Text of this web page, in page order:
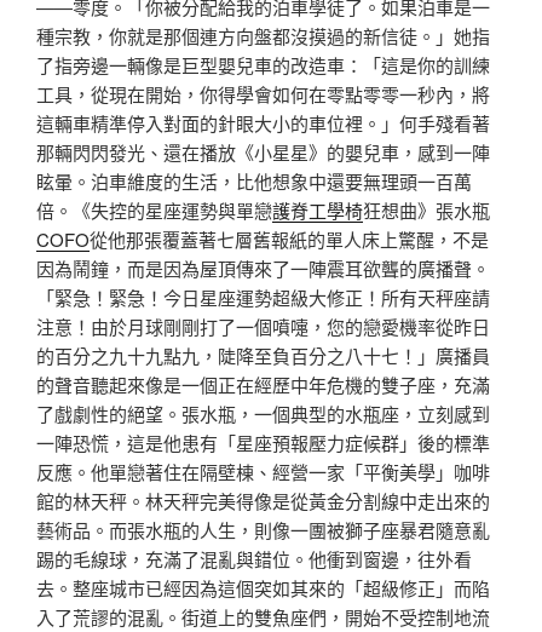
——零度。「你被分配給我的泊車學徒了。如果泊車是一
種宗教，你就是那個連方向盤都沒摸過的新信徒。」她指
了指旁邊一輛像是巨型嬰兒車的改造車：「這是你的訓練
工具，從現在開始，你得學會如何在零點零零一秒內，將
這輛車精準停入對面的針眼大小的車位裡。」何手殘看著
那輛閃閃發光、還在播放《小星星》的嬰兒車，感到一陣
眩暈。泊車維度的生活，比他想象中還要無理頭一百萬
倍。《失控的星座運勢與單戀護脊工學椅狂想曲》張水瓶
COFO從他那張覆蓋著七層舊報紙的單人床上驚醒，不是
因為鬧鐘，而是因為屋頂傳來了一陣震耳欲聾的廣播聲。
「緊急！緊急！今日星座運勢超級大修正！所有天秤座請
注意！由於月球剛剛打了一個噴嚏，您的戀愛機率從昨日
的百分之九十九點九，陡降至負百分之八十七！」廣播員
的聲音聽起來像是一個正在經歷中年危機的雙子座，充滿
了戲劇性的絕望。張水瓶，一個典型的水瓶座，立刻感到
一陣恐慌，這是他患有「星座預報壓力症候群」後的標準
反應。他單戀著住在隔壁棟、經營一家「平衡美學」咖啡
館的林天秤。林天秤完美得像是從黃金分割線中走出來的
藝術品。而張水瓶的人生，則像一團被獅子座暴君隨意亂
踢的毛線球，充滿了混亂與錯位。他衝到窗邊，往外看
去。整座城市已經因為這個突如其來的「超級修正」而陷
入了荒謬的混亂。街道上的雙魚座們，開始不受控制地流